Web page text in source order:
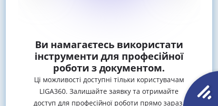
Ви намагаєтесь використати
інструменти для професійної
роботи з документом.
Ці можливості доступні тільки користувачам
LIGA360. Залишайте заявку та отримайте
доступ для професійної роботи прямо зараз.